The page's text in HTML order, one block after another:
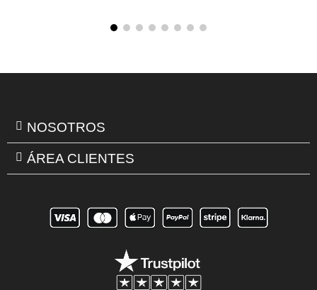
NOSOTROS
ÁREA CLIENTES